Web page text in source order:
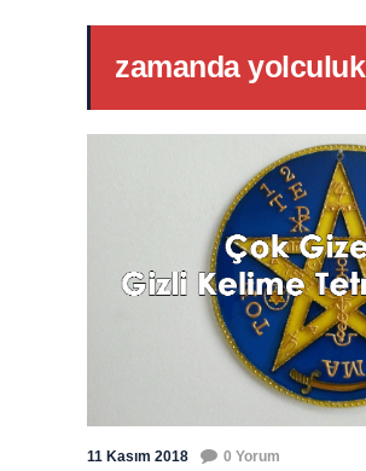
zamanda yolculuk
11 Kasım 2018 0 Yorum